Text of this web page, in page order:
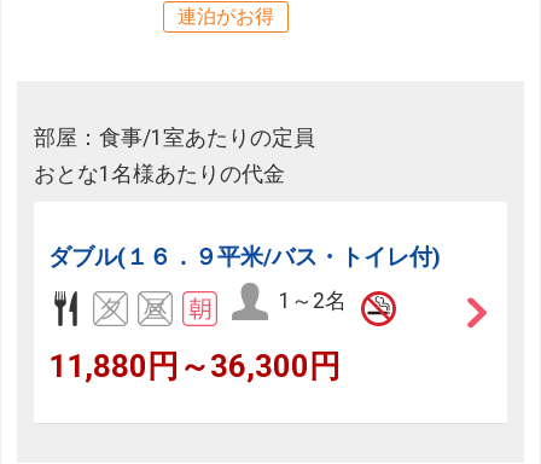
連泊がお得
部屋：食事/1室あたりの定員
おとな1名様あたりの代金
ダブル(１６．９平米/バス・トイレ付)
1～2名
11,880円～36,300円